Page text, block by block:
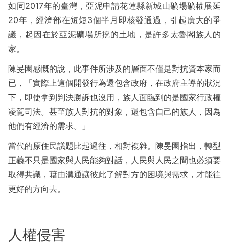
如同2017年的臺灣，亞泥申請花蓮縣新城山礦場礦權展延
20年，經濟部在短短3個半月即核發通過，引起廣大的爭
議，起因在於亞泥礦場所挖的土地，是許多太魯閣族人的
家。
陳旻園感慨的說，此事件所涉及的層面不僅是對抗資本家而
已，「實際上這個開發行為還包含政府，在政府主導的狀況
下，即使拿到判決勝訴也沒用，族人面臨到的是國家行政權
凌駕司法。甚至族人對抗的對象，還包含自己的族人，因為
他們有經濟的需求。」
當代的原住民議題比起過往，相對複雜。陳旻園指出，轉型
正義不只是國家與人民能夠對話，人民與人民之間也必須要
取得共識，藉由溝通讓彼此了解對方的困境與需求，才能往
更好的方向去。
人權侵害